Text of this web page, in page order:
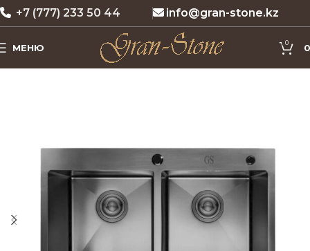
+7 (777) 233 50 44 info@gran-stone.kz
МЕНЮ 0 0